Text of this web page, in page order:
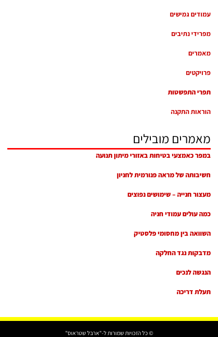
עמודים גמישים
מפרידי נתיבים
מאמרים
פרויקטים
תפרי התפשטות
הוראות התקנה
מאמרים מובילים
במפר כאמצעי בטיחות באזורי מיתון תנועה
חשיבותה של מראה פנורמית לחניון
מעצור חנייה – שימושים נפוצים
כמה עולים עמודי חניה
השוואה בין מחסומי פלסטיק
מדבקות נגד החלקה
הנגשה לנכים
תעלת דריכה
© כל הזכויות שמורות ל-"ארבל שטראוס"